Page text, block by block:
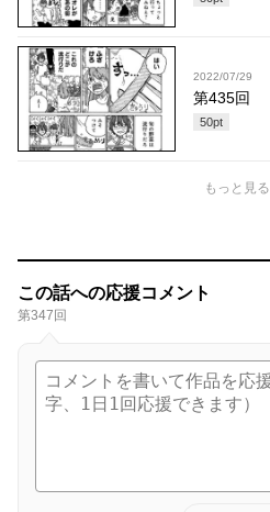
2022/07/29
第435回
50pt
もっと見る
この話への応援コメント
第347回